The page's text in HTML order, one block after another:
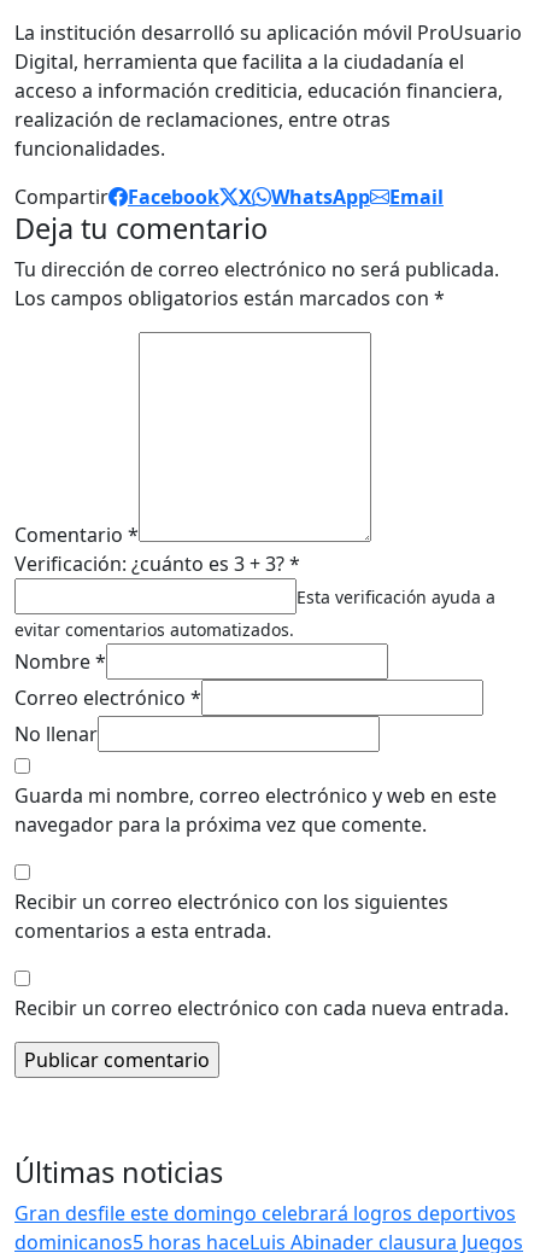
La institución desarrolló su aplicación móvil ProUsuario
Digital, herramienta que facilita a la ciudadanía el
acceso a información crediticia, educación financiera,
realización de reclamaciones, entre otras
funcionalidades.
Compartir
Facebook X WhatsApp Email
Deja tu comentario
Tu dirección de correo electrónico no será publicada.
Los campos obligatorios están marcados con *
Comentario *
Verificación: ¿cuánto es 3 + 3? *
Esta verificación ayuda a
evitar comentarios automatizados.
Nombre *
Correo electrónico *
No llenar
Guarda mi nombre, correo electrónico y web en este
navegador para la próxima vez que comente.
Recibir un correo electrónico con los siguientes
comentarios a esta entrada.
Recibir un correo electrónico con cada nueva entrada.
Últimas noticias
Gran desfile este domingo celebrará logros deportivos
dominicanos5 horas haceLuis Abinader clausura Juegos